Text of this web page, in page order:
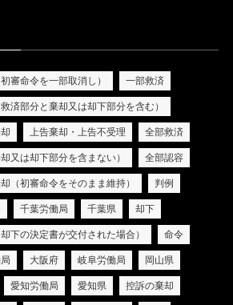
審命令を一部取消し） 一部救済
済部分と棄却又は却下部分を含む）
上告棄却・上告不受理 全部救済
又は却下部分を含まない） 全部認容
（初審命令をそのまま維持） 判例
千葉労働局 千葉県 却下
下の決定書が交付された場合） 命令
大阪府 岐阜労働局 岡山県
愛知労働局 愛知県 控訴の棄却